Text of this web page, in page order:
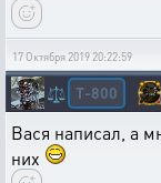
17 Октября 2019 20:22:59
⚖️ T-800
Вася написал, а
них